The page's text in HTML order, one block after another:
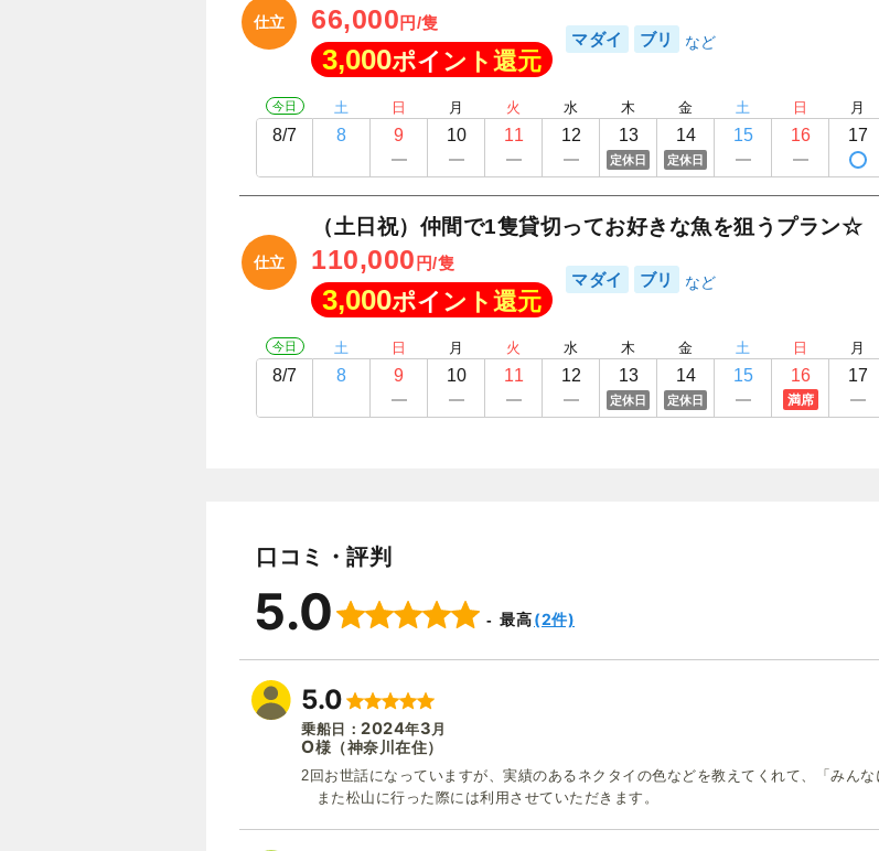
仕立 66,000 円/隻
3,000ポイント還元
マダイ ブリ
今日
8/7
土
8
日
9
月
10
火
11
水
12
木
13
定休日
金
14
定休日
土
15
日
16
月
17
仕立
（土日祝）仲間で1隻貸切ってお好きな魚を狙うプラン☆
110,000 円/隻
3,000ポイント還元
マダイ ブリ
今日
8/7
土
8
日
9
月
10
火
11
水
12
木
13
定休日
金
14
定休日
土
15
日
16
満席
月
17
口コミ・評判
5.0 最高(2件)
5.0
乗船日： 2024年3 月
O様 （神奈川在住）
2回お世話になっていますが、実績のあるネクタイの色などを教えてくれて、「みん
また松山に行った際には利用させていただきます。